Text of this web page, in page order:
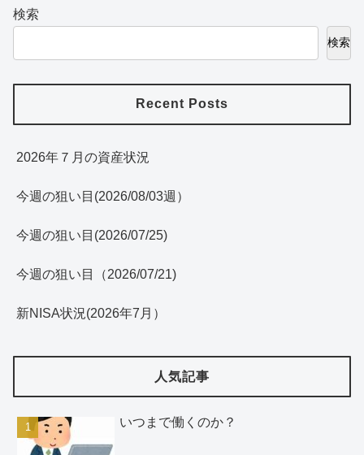
検索
検索
Recent Posts
2026年７月の資産状況
今週の狙い目(2026/08/03週）
今週の狙い目(2026/07/25)
今週の狙い目（2026/07/21)
新NISA状況(2026年7月）
人気記事
いつまで働くのか？